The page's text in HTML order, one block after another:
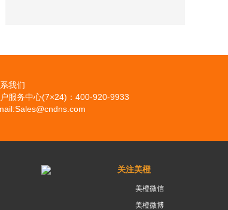
我们
服务中心(7×24)：400-920-9933
关注美橙
美橙微信
美橙微博